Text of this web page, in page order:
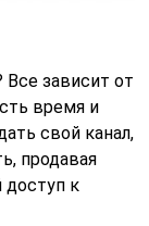
Все зависит от
время и
свой канал,
продавая
доступ к